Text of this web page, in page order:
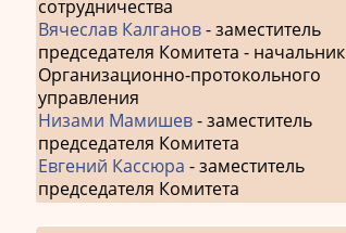
сотрудничества
Вячеслав Калганов- заместитель
председателя Комитета - начальник
Организационно-протокольного
управления
Низами Мамишев- заместитель
председателя Комитета
Евгений Кассюра - заместитель
председателя Комитета